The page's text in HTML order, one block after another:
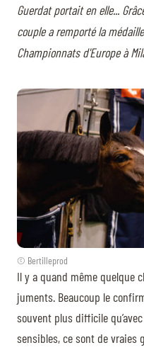
Guerdat portait en elle...
couple a remporté la
Championnats d'Europe à
© Bertilleprod
Il y a quand même quelque
juments. Beaucoup le
souvent plus difficile
sensibles, ce sont de vraies